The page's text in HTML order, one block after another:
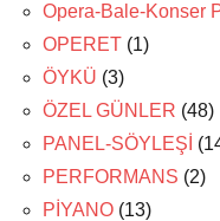
Opera-Bale-Konser
OPERET (1)
ÖYKÜ (3)
ÖZEL GÜNLER (48)
PANEL-SÖYLEŞİ
PERFORMANS (2)
PİYANO (13)